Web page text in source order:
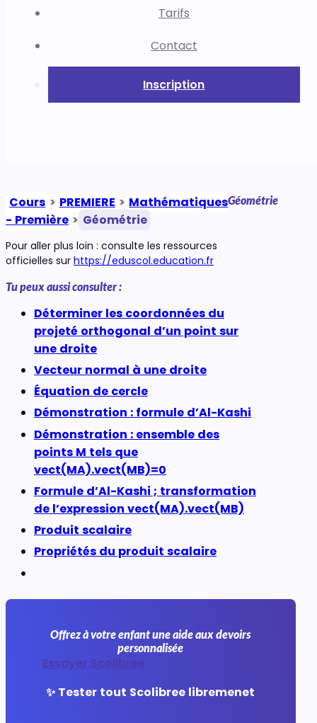
Tarifs
Contact
Inscription
Cours > PREMIERE > Mathématiques
- Première > Géométrie
Géométrie
Pour aller plus loin : consulte les ressources
officielles sur https://eduscol.education.fr
Tu peux aussi consulter :
Déterminer les coordonnées du
projeté orthogonal d’un point sur
une droite
Vecteur normal à une droite
Équation de cercle
Démonstration : formule d’Al-Kashi
Démonstration : ensemble des
points M tels que
vect(MA).vect(MB)=0
Formule d’Al-Kashi ; transformation
de l’expression vect(MA).vect(MB)
Produit scalaire
Propriétés du produit scalaire
Offrez à votre enfant une aide aux devoirs
personnalisée
Essayer Scolibree
✨ Tester tout Scolibree libremenet